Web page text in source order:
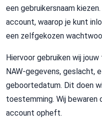
een gebruikersnaam
account, waarop je kunt
een zelfgekozen
Hiervoor gebruiken wij
NAW-gegevens, geslacht,
geboortedatum. Dit doen
toestemming. Wij
account opheft.